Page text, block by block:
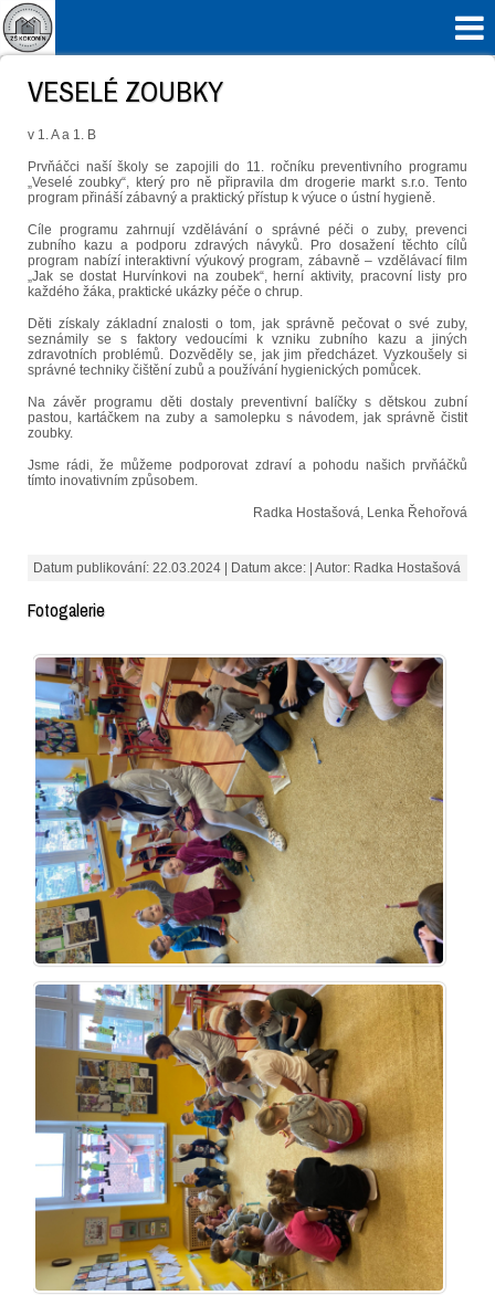
VESELÉ ZOUBKY
v 1. A a 1. B
Prvňáčci naší školy se zapojili do 11. ročníku preventivního programu
„Veselé zoubky“, který pro ně připravila dm drogerie markt s.r.o. Tento
program přináší zábavný a praktický přístup k výuce o ústní hygieně.
Cíle programu zahrnují vzdělávání o správné péči o zuby, prevenci
zubního kazu a podporu zdravých návyků. Pro dosažení těchto cílů
program nabízí interaktivní výukový program, zábavně – vzdělávací film
„Jak se dostat Hurvínkovi na zoubek“, herní aktivity, pracovní listy pro
každého žáka, praktické ukázky péče o chrup.
Děti získaly základní znalosti o tom, jak správně pečovat o své zuby,
seznámily se s faktory vedoucími k vzniku zubního kazu a jiných
zdravotních problémů. Dozvěděly se, jak jim předcházet. Vyzkoušely si
správné techniky čištění zubů a používání hygienických pomůcek.
Na závěr programu děti dostaly preventivní balíčky s dětskou zubní
pastou, kartáčkem na zuby a samolepku s návodem, jak správně čistit
zoubky.
Jsme rádi, že můžeme podporovat zdraví a pohodu našich prvňáčků
tímto inovativním způsobem.
Radka Hostašová, Lenka Řehořová
Datum publikování: 22.03.2024 | Datum akce: | Autor: Radka Hostašová
Fotogalerie
